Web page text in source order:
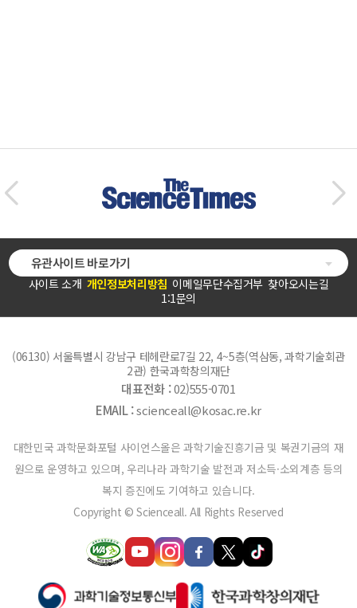
사이트 소개 개인정보처리방침 이메일무단수집거부 찾아오시는길
1:1문의
유관사이트 바로가기
(06130) 서울특별시 강남구 테헤란로7길 22, 4~5층(역삼동, 과학기술회관
2관) 한국과학창의재단
대표전화 :02)555-0701
EMAIL :scienceall@kosac.re.kr
대한민국 과학문화포털 사이언스올은 과학기술진흥기금 및 복권기금의 재
원으로 운영하고 있으며, 우리나라 과학기술 발전과 저소득·소외계층 등의
복지 증진에도 기여하고 있습니다.
Copyright © Scienceall. All Rights Reserved